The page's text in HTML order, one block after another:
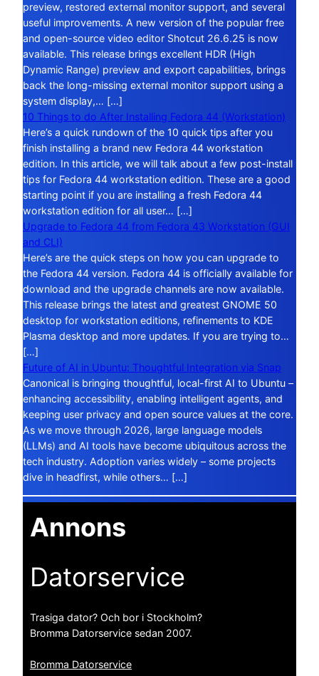
preview, restored external monitor support, and several
useful improvements. A new version of the popular free
and open-source video editor Shotcut 26.6.25 is now
available. This release brings excellent HDR (High
Dynamic Range) preview and export capabilities, brings
back the long-missing external monitor support using a
system display,… […]
10 Things to do After Installing Fedora 44 (Workstation)
Here’s a quick rundown of the 10 quick tips after you
finish installing a brand new Fedora 44 workstation
edition. In this article, we will talk about a few post-install
tips for Fedora 44 workstation edition. These are a good
starting point if you are installing a fresh Fedora 44
workstation edition for all user… […]
Upgrade to Fedora 44 from Fedora 43 Workstation (GUI
and CLI)
Here’s are the quick steps on how you can upgrade to
the Fedora 44 version. Fedora 44 is officially available for
download and the upgrade channels are now available.
This release brings the latest and greatest GNOME 50
desktop for workstation editions, refinements to KDE
Plasma desktop and more updates. If you are trying to…
[…]
Future of AI in Ubuntu: Thoughtful Integration via Snap
Canonical is bringing thoughtful, local-first AI to Ubuntu –
enhancing accessibility, enabling intelligent agents, and
keeping user privacy and open source values at the core.
As we move through 2026, large language models
(LLMs) and AI tools have become ubiquitous across the
tech industry. Adoption varies widely – some projects
dive in headfirst, while others… […]
Annons
Datorservice
Trasiga dator? Och bor i Stockholm?
Bromma Datorservice sedan 2007.
Bromma Datorservice